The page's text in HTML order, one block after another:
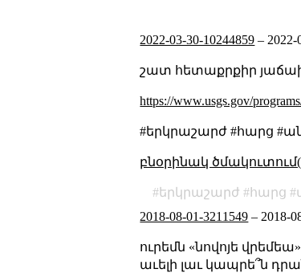
2022-03-30-10244859 – 2022-
շատ հետաքրքիր
https://www.usgs.gov/
#երկրաշարժ #հարց
բնօրինակ
երկրաշարժ հարց
2018-08-01-3211549 – 2018-
ուրեմն «նովոյե
աւելի լաւ կապրե՞ն